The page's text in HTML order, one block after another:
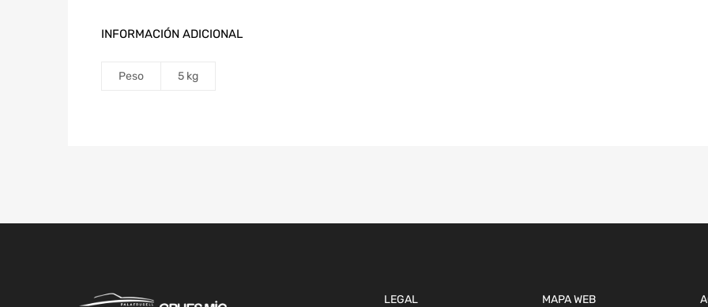
INFORMACIÓN ADICIONAL
Peso 5 kg
LEGAL MAPA WEB